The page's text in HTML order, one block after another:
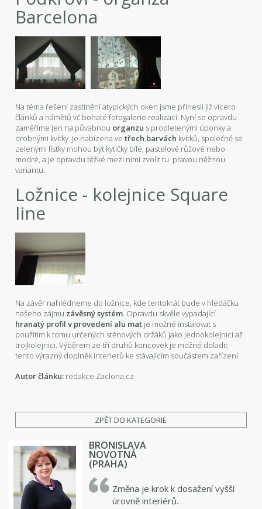
Barcelona
Na téma řešení zastínění atypických oken jsme přinesli již vícero
článků a námětů vč.bohaté fotogalerie realizací. Nyní se opravdu
zaměříme jen na půvabnou organzu s propletenými úponky a
drobnými kvítky. Je nabízena vetřech barvách kvítků, společně se
zelenými lístky mohou být kytičky bílé, pastelově růžové nebo
modré, a je opravdu těžké mezi nimi zvolit tu pravou něžnou
variantu.
Ložnice - kolejnice Square
line
Na závěr nahlédneme do ložnice, kde tentokrát bude v hledáčku
našeho zájmu závěsný systém. Opravdu skvěle vypadající
hranatý profil v provedení alu mat je možné instalovat s
použitím k tomu určených stěnových držáků jako jednokolejnici až
trojkolejnici. Výběrem ze tří druhů koncovek je možné doladit
tento výrazný doplněk interierů ke stávajícím součástem zařízení.
Autor článku: redakce Zaclona.cz
ZPĚT DO KATEGORIE
BRONISLAVA
NOVOTNÁ
(PRAHA)
Změna je krok k dosažení vyšší
úrovně interiérů.